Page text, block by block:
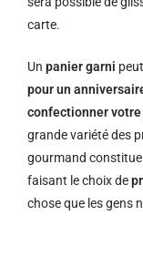
carte.
Un panier garni
pour un
confectionner
grande variété des
gourmand constitue
faisant le choix de
chose que les gens